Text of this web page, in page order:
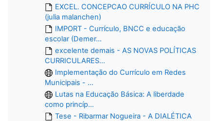
EXCEL. CONCEPCAO CURRÍCULO NA PHC
(julia malanchen)
IMPORT - Currículo, BNCC e educação
escolar (Demer...
excelente demais - AS NOVAS POLÍTICAS
CURRICULARES...
Implementação do Currículo em Redes
Municipais - ...
Lutas na Educação Básica: A liberdade
como princíp...
Tese - Ribarmar Nogueira - A DIALÉTICA